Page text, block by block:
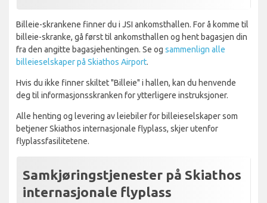
Billeie-skrankene finner du i JSI ankomsthallen. For å komme til
billeie-skranke, gå først til ankomsthallen og hent bagasjen din
fra den angitte bagasjehentingen. Se og sammenlign alle
billeieselskaper på Skiathos Airport.
Hvis du ikke finner skiltet "Billeie" i hallen, kan du henvende
deg til informasjonsskranken for ytterligere instruksjoner.
Alle henting og levering av leiebiler for billeieselskaper som
betjener Skiathos internasjonale flyplass, skjer utenfor
flyplassfasilitetene.
Samkjøringstjenester på Skiathos
internasjonale flyplass